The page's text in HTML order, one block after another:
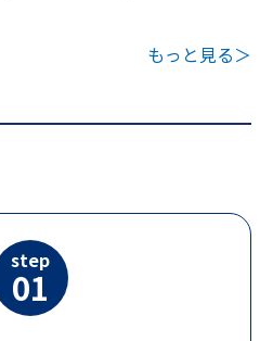
もっと見る＞
step
01